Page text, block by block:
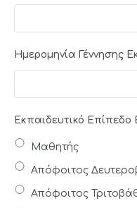
Ημερομηνία Γέννησης
Εκπαιδευτικό
Μαθητής
Απόφοιτος
Απόφοιτος